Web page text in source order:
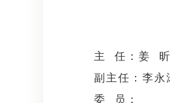
主 任：姜 昕
副主任：李
委 员：